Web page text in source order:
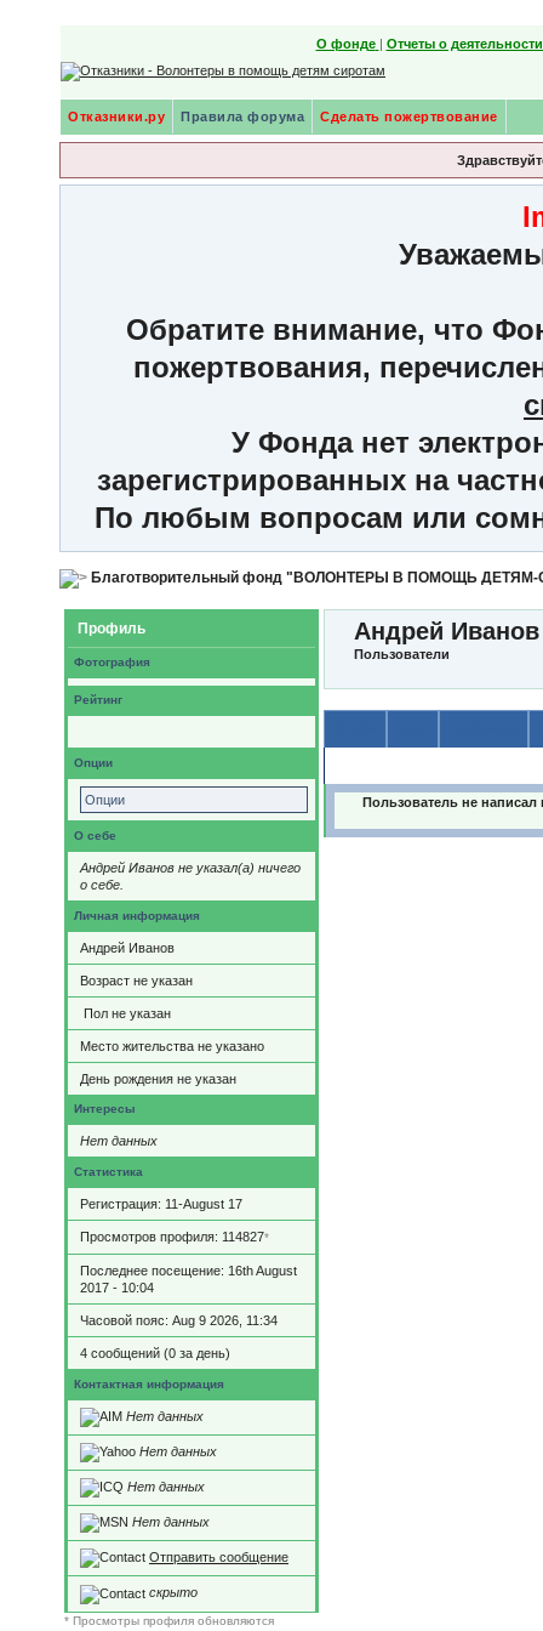
О фонде | Отчеты о
Отказники.ру Правила форума Сделать пожертвование
Обратите внимание, что
пожертвования,
У Фонда нет
зарегистрированных на
По любым вопросам или
Благотворительный фонд "ВОЛОНТЕРЫ В ПОМОЩЬ
Профиль
Фотография
Рейтинг
Опции
Опции
О себе
Андрей Иванов не указал(а) ничего
о себе.
Личная информация
Андрей Иванов
Возраст не указан
Пол не указан
Место жительства не указано
День рождения не указан
Интересы
Нет данных
Статистика
Регистрация: 11-August 17
Просмотров профиля: 114827*
Последнее посещение: 16th August
2017 - 10:04
Часовой пояс: Aug 9 2026, 11:34
4 сообщений (0 за день)
Контактная информация
Нет данных
Нет данных
Нет данных
Нет данных
Отправить сообщение
скрыто
* Просмотры профиля обновляются
Андрей Иванов
Пользователи
Пользователь не написал